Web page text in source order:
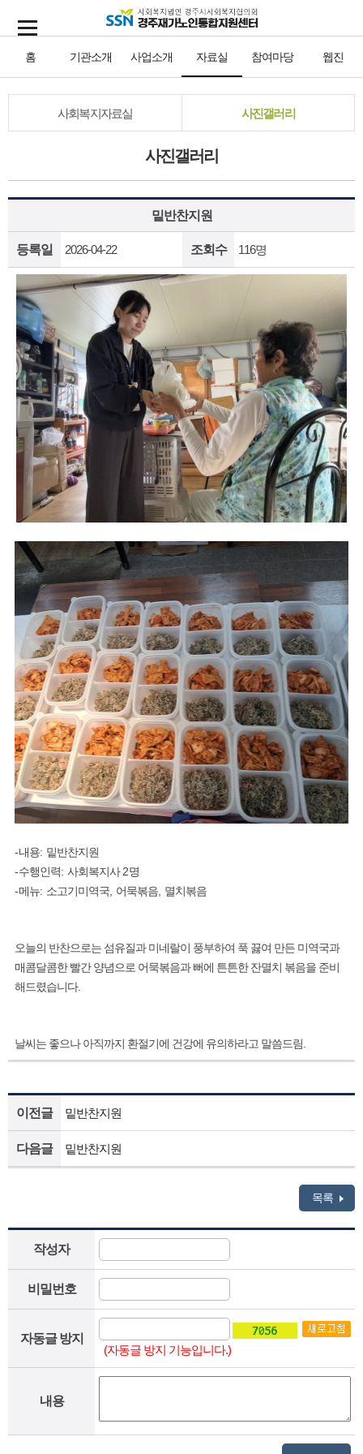
홈 기관소개 사업소개 자료실 참여마당 웹진
사회복지자료실 사진갤러리
사진갤러리
밑반찬지원
등록일 2026-04-22 조회수 116명
-내용: 밑반찬지원
-수행인력: 사회복지사2명
-메뉴: 소고기미역국 어묵볶음 멸치볶음
오늘의 반찬으로는 섬유질과 미네랄이 풍부하여 푹 끓여 만든 미역국과
매콤달콤한 빨간 양념으로 어묵볶음과 뻐에 튼튼한 잔멸치 볶음을 준비
해드렸습니다.
날씨는 좋으나 아직까지 환절기에 건강에 유의하라고 말씀드림
이전글 밑반찬지원
다음글 밑반찬지원
목록
작성자
비밀번호
자동글 방지
(자동글 방지 기능입니다.)
내용